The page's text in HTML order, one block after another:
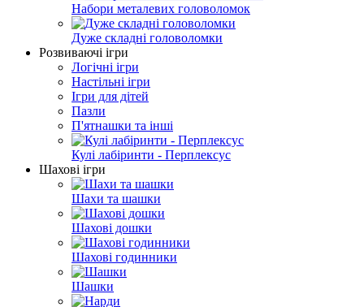
Набори металевих головоломок
Дуже складні головоломки
Розвиваючі ігри
Логічні ігри
Настільні ігри
Ігри для дітей
Пазли
П'ятнашки та інші
Кулі лабіринти - Перплексус
Шахові ігри
Шахи та шашки
Шахові дошки
Шахові годинники
Шашки